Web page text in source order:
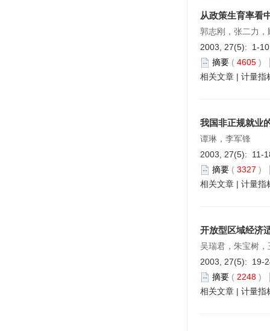
从政策生育率看
郭志刚，张二力
2003, 27(5): 1-
摘要 ( 4605 )
相关文章 | 计量指
我国非正规就业
谭琳，李军锋
2003, 27(5): 11-
摘要 ( 3327 )
相关文章 | 计量指
开放型区域经济
吴瑞君，朱宝树，
2003, 27(5): 19-
摘要 ( 2248 )
相关文章 | 计量指